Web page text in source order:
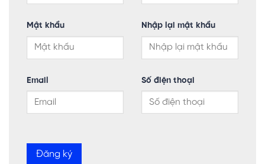
Mật khẩu Nhập lại mật khẩu
Email Số điện thoại
Đăng ký